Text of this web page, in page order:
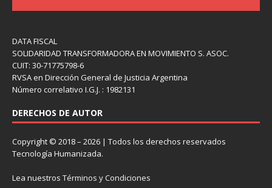
DATA FISCAL
SOLIDARIDAD TRANSFORMADORA EN MOVIMIENTO S. ASOC.
CUIT: 30-71775798-6
RVSA en Dirección General de Justicia Argentina
Número correlativo I.G.J. : 1982131
DERECHOS DE AUTOR
Copyright © 2018 – 2026 | Todos los derechos reservados
Tecnología Humanizada.
Lea nuestros Términos y Condiciones